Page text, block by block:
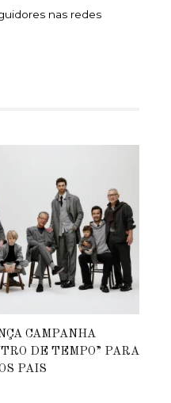
nas redes
CAMPANHA
DE TEMPO” PARA
PAIS